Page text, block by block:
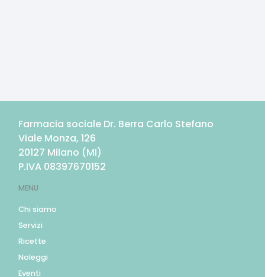
Farmacia sociale Dr. Berra Carlo Stefano
Viale Monza, 126
20127 Milano (MI)
P.IVA 08397670152
MENU
Chi siamo
Servizi
Ricette
Noleggi
Eventi